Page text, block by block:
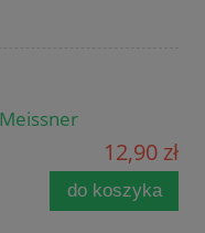
12,90 zł
do koszyka